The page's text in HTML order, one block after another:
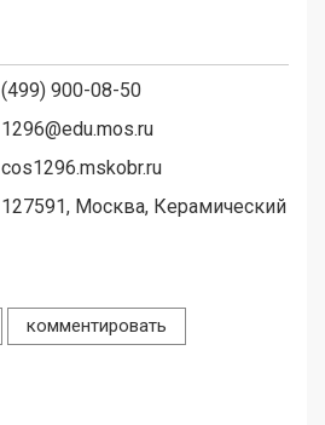
(499) 900-08-50
1296@edu.mos.ru
cos1296.mskobr.ru
127591, Москва, Керамический
комментировать